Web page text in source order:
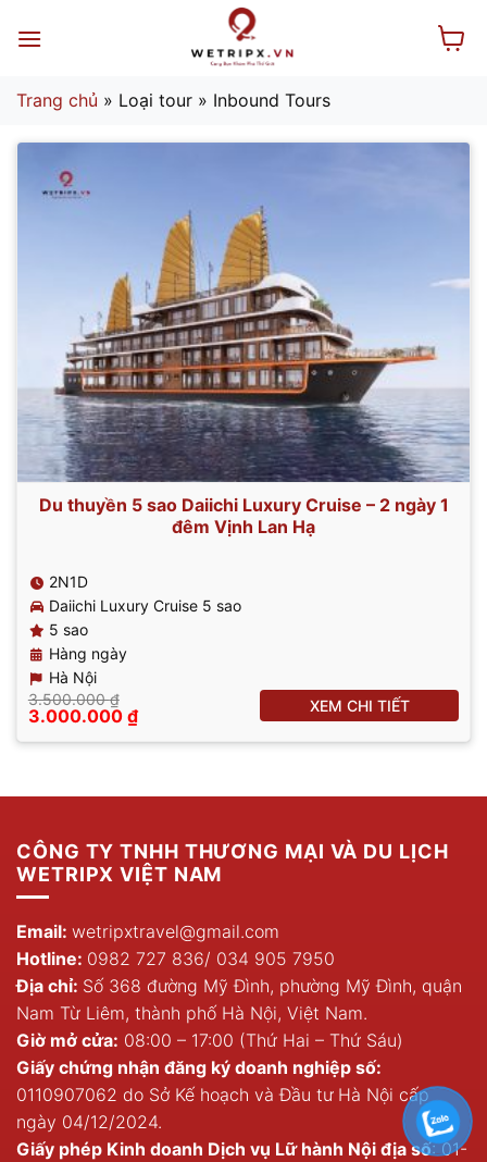
qua
dung
Trang chủ » Loại tour » Inbound Tours
Du thuyền 5 sao Daiichi Luxury Cruise – 2 ngày 1
đêm Vịnh Lan Hạ
2N1D
Daiichi Luxury Cruise 5 sao
5 sao
Hàng ngày
Hà Nội
3.500.000₫
Giá
là:
3.000.000 ₫Giá
hiện
tại
XEM CHI TIẾT
CÔNG TY TNHH THƯƠNG MẠI VÀ DU LỊCH
WETRIPX VIỆT NAM
Email: wetripxtravel@gmail.com
Hotline: 0982 727 836/ 034 905 7950
Địa chỉ: Số 368 đường Mỹ Đình, phường Mỹ Đình, quận
Nam Từ Liêm, thành phố Hà Nội, Việt Nam.
Giờ mở cửa: 08:00 – 17:00 (Thứ Hai – Thứ Sáu)
Giấy chứng nhận đăng ký doanh nghiệp số:
0110907062 do Sở Kế hoạch và Đầu tư Hà Nội cấp
ngày 04/12/2024.
Giấy phép Kinh doanh Dịch vụ Lữ hành Nội địa số: 01-